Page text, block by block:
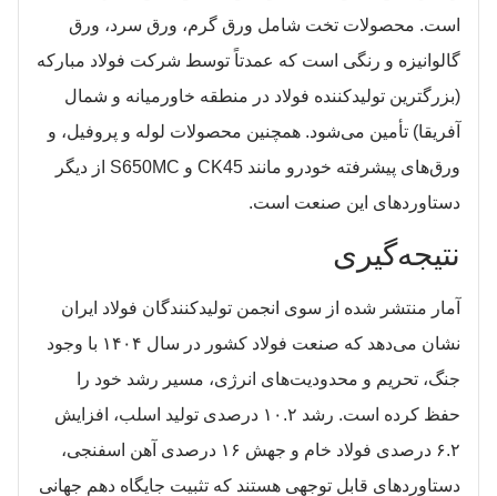
است. محصولات تخت شامل ورق گرم، ورق سرد، ورق
گالوانیزه و رنگی است که عمدتاً توسط شرکت فولاد مبارکه
(بزرگترین تولیدکننده فولاد در منطقه خاورمیانه و شمال
آفریقا) تأمین می‌شود. همچنین محصولات لوله و پروفیل، و
ورق‌های پیشرفته خودرو مانند CK45 و S650MC از دیگر
دستاوردهای این صنعت است.
نتیجه‌گیری
آمار منتشر شده از سوی انجمن تولیدکنندگان فولاد ایران
نشان می‌دهد که صنعت فولاد کشور در سال ۱۴۰۴ با وجود
جنگ، تحریم و محدودیت‌های انرژی، مسیر رشد خود را
حفظ کرده است. رشد ۱۰.۲ درصدی تولید اسلب، افزایش
۶.۲ درصدی فولاد خام و جهش ۱۶ درصدی آهن اسفنجی،
دستاوردهای قابل توجهی هستند که تثبیت جایگاه دهم جهانی